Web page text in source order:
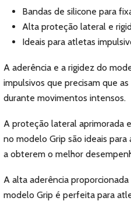
Bandas de silicone para
Alta proteção lateral e
Ideais para atletas
A aderência e a rigidez do
impulsivos que precisam que
durante movimentos intensos.
A proteção lateral aprimorada
no modelo Grip são ideais
a obterem o melhor
A alta aderência
modelo Grip é perfeita para